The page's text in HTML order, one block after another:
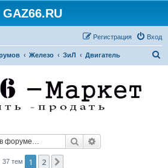
GAZ66.RU
Вход
Регистрация
Железо ЗиЛ Двигатель
Поиск
37 тем 1 2